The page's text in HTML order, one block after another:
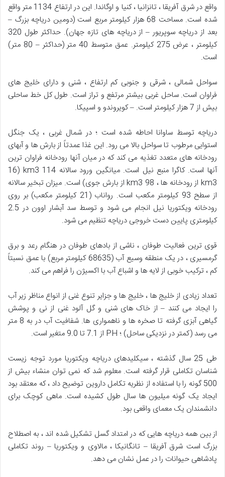
واقع در شرق آفریقا ، تانزانیا ، کنیا و اوگاندا. این در ارتفاع 1134 متر واقع
شده است. مساحت 68 هزار کیلومتر مربع است (دومین دریاچه بزرگ –
بعد از دریاچه سوپریور – از دریاچه های تازه جهان). حداکثر طول 320
کیلومتر ، عرض 275 کیلومتر. عمق متوسط ​​40 متر (حداکثر – 80 متر)
است.
سواحل شمالی ، شرقی و جنوبی کم ارتفاع ، شنی و دارای خلیج های
فراوان است. ساحل غربی بیشتر مرتفع و تراز است. طول کل خط ساحلی
بیش از 7 هزار کیلومتر است. – کویروندو و اسپیکا.
دریاچه توسط ساوانا احاطه شده است ؛ در شمال غربی ، یک جنگل
استوایی مرطوب تا سواحل بالا می رود. این غذا عمدتاً از بارش ها و آبهای
رودخانه های متعدد تغذیه می کند که در میان آنها رودخانه فراوان ترین
آنها است. کاگرا منبع نیل است. میانگین ورود سالانه 114 km3 (16
km3 از رودخانه ها ، 98 km3 از بارش جوی) است. میزان تبخیر سالانه
از سطح 93 کیلومتر مکعب است. رواناب (21 کیلومتر مکعب) بر روی
رودخانه ویکتوریا نیل انجام می شود و توسط سد آبشار اوون در 2.5
کیلومتری پایین دست خروجی دریاچه تنظیم می شود.
قوی ترین فعالیت طوفان ، ناشی از بادهای طوفان در هنگام رعد و برق
گرمسیری ، در یک منطقه وسیع آب (68635 کیلومتر مربع) با عمق نسبتاً
کم ، ترکیب خوبی از لایه ها و اشباع آب با اکسیژن را فراهم می کند.
تعداد زیادی از خلیج ها ، خلیج ها و جزایر تنوع غنی از انواع مناظر زیر آب
را ایجاد می کنند – از خاک های شنی و گل آلود غنی از نی و پوشش
گیاهی آبزی گرفته تا صخره ها و ناهمواری ها. شفافیت آب در به 8 متر
می رسد (کمتر در نزدیکی ساحل) ؛ PH از 7.1 تا 9.0 متغیر است.
طی 25 سال گذشته ، سیکلیدهای دریاچه ویکتوریا مورد توجه زیست
شناسان تکاملی قرار گرفته است. معلوم شد که نمی توان منشاء بیش از
500 گونه را با استفاده از نظریه تکامل داروین توضیح داد ، که معتقد بود
ایجاد یک گونه میلیون ها سال طول کشیده است. ماهی کوچک برای
دانشمندان یک معمای واقعی بود.
از بین همه دریاچه هایی که در امتداد گسل تشکیل شده اند ، به اصطلاح
بزرگ است شرق آفریقا – تانگانیکا ، مالاوی و ویکتوریا – روند تکاملی
پادشاهی حیوانات را در عمل نشان می دهد.